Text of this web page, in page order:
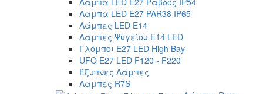
Λάμπα LED E27 PAR38 IP65
Λάμπες LED E14
Λάμπες Ψυγείου E14 LED
Γλόμποι E27 LED High Bay
UFO E27 LED F120 - F220
Έξυπνες Λάμπες
Λάμπες R7S